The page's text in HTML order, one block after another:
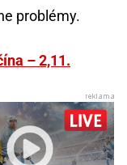
problémy.
– 2,11.